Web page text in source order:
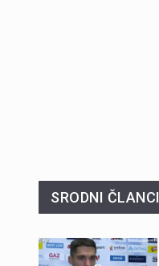
SRODNI ČLANCI